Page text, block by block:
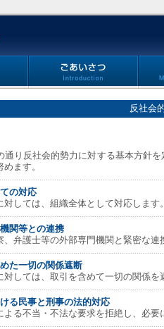
反社会
通り反社会的勢力に対する基本方針
ます。
の対応
対しては、組織全体として対応しま
関等との連携
、弁護士等の外部専門機関と緊密な
た一切の関係遮断
対しては、取引を含めて一切の関係を
る民事と刑事の法的対応
よる不当・不法な要求を拒絶し、必